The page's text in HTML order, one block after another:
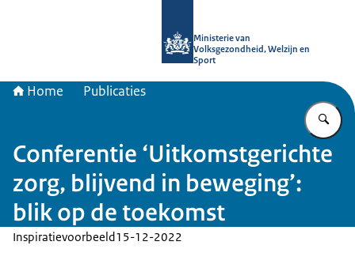
Ministerie van
Volksgezondheid, Welzijn en
Sport
Home Publicaties
Conferentie ‘Uitkomstgerichte
zorg, blijvend in beweging’:
blik op de toekomst
Inspiratievoorbeeld15-12-2022